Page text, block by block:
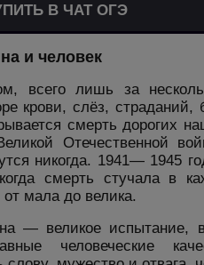
В ЧАТ ОГЭ
и человек
всего лишь за
крови, слёз, страданий,
смерть дорогих
Отечественной
никогда. 1941— 1945
смерть стучала в
мала до велика.
— великое испытание,
человеческие